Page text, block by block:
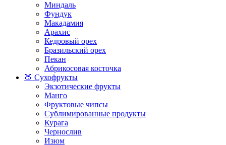
Миндаль
Фундук
Макадамия
Арахис
Кедровый орех
Бразильский орех
Пекан
Абрикосовая косточка
🍑 Сухофрукты
Экзотические фрукты
Манго
Фруктовые чипсы
Сублимированные продукты
Курага
Чернослив
Изюм